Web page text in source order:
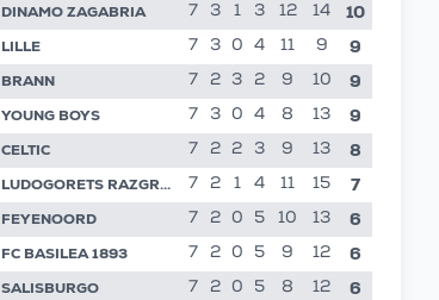
DINAMO ZAGABRIA 7 3 1 3 12 14 10
LILLE 7 3 0 4 11 9 9
BRANN 7 2 3 2 9 10 9
YOUNG BOYS 7 3 0 4 8 13 9
CELTIC 7 2 2 3 9 13 8
LUDOGORETS RAZGRAD 7 2 1 4 11 15 7
FEYENOORD 7 2 0 5 10 13 6
FC BASILEA 1893 7 2 0 5 9 12 6
SALISBURGO 7 2 0 5 8 12 6